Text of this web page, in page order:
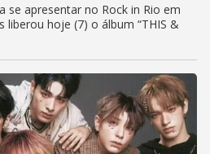
se apresentar no Rock in Rio em
liberou hoje (7) o álbum “THIS &